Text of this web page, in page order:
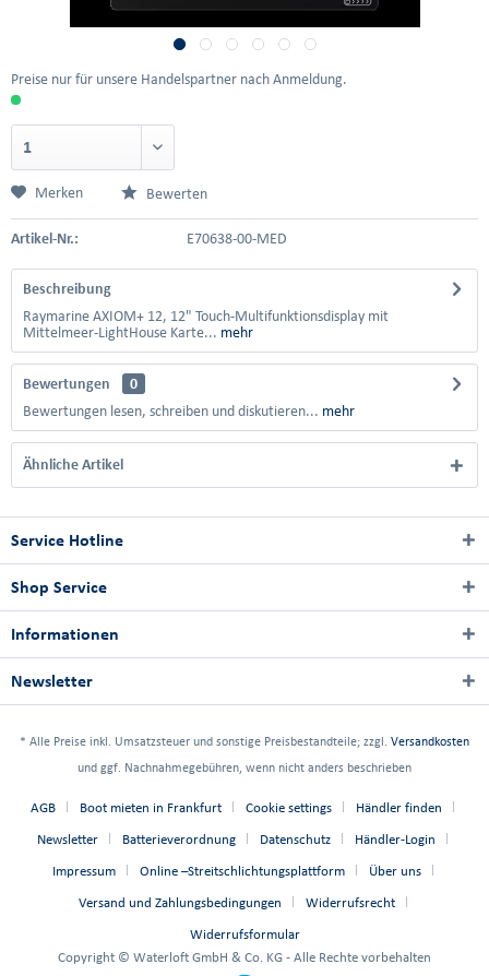
Preise nur für unsere Handelspartner nach Anmeldung.
Merken Bewerten
Artikel-Nr.: E70638-00-MED
Beschreibung
Raymarine AXIOM+ 12, 12" Touch-Multifunktionsdisplay mit
Mittelmeer-LightHouse Karte... mehr
Bewertungen
0
Bewertungen lesen, schreiben und diskutieren... mehr
Ähnliche Artikel
Service Hotline
Shop Service
Informationen
Newsletter
* Alle Preise inkl. Umsatzsteuer und sonstige Preisbestandteile; zzgl. Versandkosten
und ggf. Nachnahmegebühren, wenn nicht anders beschrieben
AGB Boot mieten in Frankfurt Cookie settings Händler finden
Newsletter Batterieverordnung Datenschutz Händler-Login
Impressum Online –Streitschlichtungsplattform Über uns
Versand und Zahlungsbedingungen Widerrufsrecht
Widerrufsformular
Copyright © Waterloft GmbH & Co. KG - Alle Rechte vorbehalten